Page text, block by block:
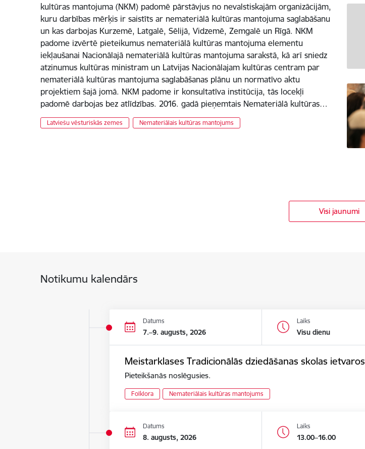
kultūras mantojuma (NKM) padomē pārstāvjus no nevalstiskajām organizācijām,
kuru darbības mērķis ir saistīts ar nemateriālā kultūras mantojuma saglabāšanu
un kas darbojas Kurzemē, Latgalē, Sēlijā, Vidzemē, Zemgalē un Rīgā. NKM
padome izvērtē pieteikumus nemateriālā kultūras mantojuma elementu
iekļaušanai Nacionālajā nemateriālā kultūras mantojuma sarakstā, kā arī sniedz
atzinumus kultūras ministram un Latvijas Nacionālajam kultūras centram par
nemateriālā kultūras mantojuma saglabāšanas plānu un normatīvo aktu
projektiem šajā jomā. NKM padome ir konsultatīva institūcija, tās locekļi
padomē darbojas bez atlīdzības. 2016. gadā pieņemtais Nemateriālā kultūras…
Latviešu vēsturiskās zemes Nemateriālais kultūras mantojums
Visi jaunumi
Notikumu kalendārs
Datums
7.–9. augusts, 2026
Laiks
Visu dienu
Meistarklases Tradicionālās dziedāšanas skolas ietvaros
Pieteikšanās noslēgusies.
Folklora Nemateriālais kultūras mantojums
Datums
8. augusts, 2026
Laiks
13.00–16.00